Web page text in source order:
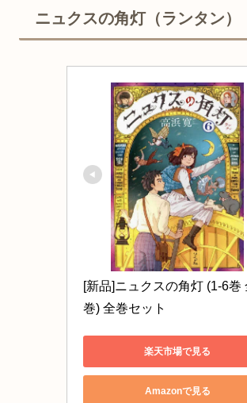
ニュクスの角灯（ランタン）
[新品]ニュクスの角灯 (1-6巻
巻) 全巻セット
楽天市場で見る
Amazonで見る